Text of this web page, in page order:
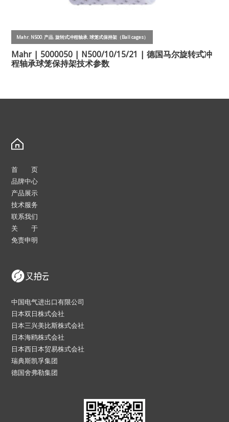
首 页
品牌中心
产品展示
技术服务
联系我们
关 于
免责申明
中国电气进出口有限公司
日本双日株式会社
日本三兴美比斯株式会社
日本海鸥株式会社
日本西日本贸易株式会社
瑞典斯凯孚集团
德国舍弗勒集团